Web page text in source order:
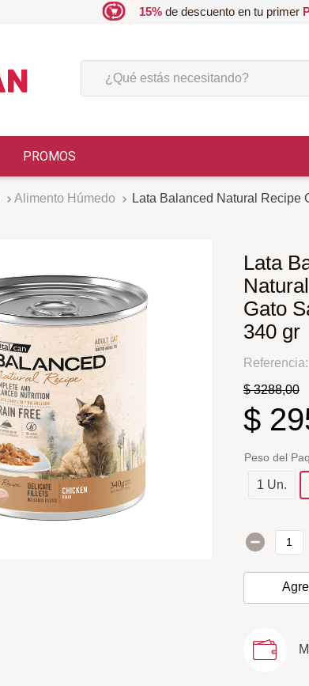
15%de descuento en tu primer
¿Qué estás necesitando?
PROMOS
Alimento Húmedo Lata Balanced Natural Recipe
Lata
Gato
340 gr
Referencia:
$ 3288,00
$
Peso del
1 Un.